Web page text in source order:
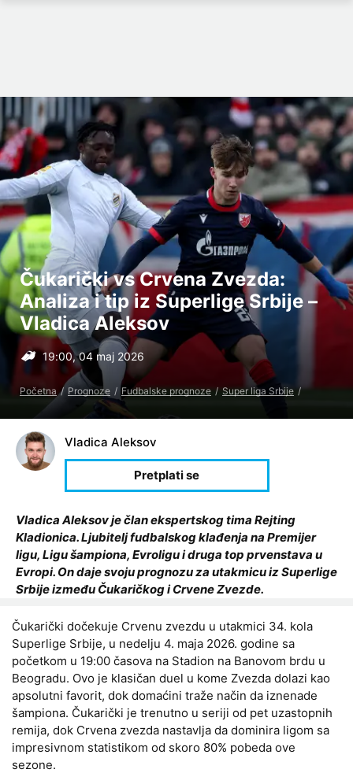
Čukarički vs Crvena Zvezda:
Analiza i tip iz Superlige Srbije –
Vladica Aleksov
19:00, 04 maj 2026
Početna Prognoze Fudbalske prognoze Super liga Srbije
Vladica Aleksov
Vladica Aleksov je član ekspertskog tima Rejting
Kladionica. Ljubitelj fudbalskog klađenja na Premijer
ligu, Ligu šampiona, Evroligu i druga top prvenstava u
Evropi. On daje svoju prognozu za utakmicu iz Superlige
Srbije između Čukaričkog i Crvene Zvezde.
Čukarički dočekuje Crvenu zvezdu u utakmici 34. kola
Superlige Srbije, u nedelju 4. maja 2026. godine sa
početkom u 19:00 časova na Stadion na Banovom brdu u
Beogradu. Ovo je klasičan duel u kome Zvezda dolazi kao
apsolutni favorit, dok domaćini traže način da iznenade
šampiona. Čukarički je trenutno u seriji od pet uzastopnih
remija, dok Crvena zvezda nastavlja da dominira ligom sa
impresivnom statistikom od skoro 80% pobeda ove
sezone.